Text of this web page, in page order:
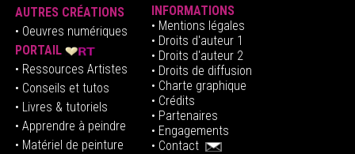
AUTRES CRÉATIONS
• Oeuvres numériques
PORTAIL
• Ressources Artistes
• Conseils et tutos
• Livres & tutoriels
• Apprendre à peindre
• Matériel de peinture
INFORMATIONS
• Mentions légales
• Droits d'auteur1
• Droits d'auteur 2
• Droits de diffusion
• Charte graphique
• Crédits
• Partenaires
• Engagements
• Contact